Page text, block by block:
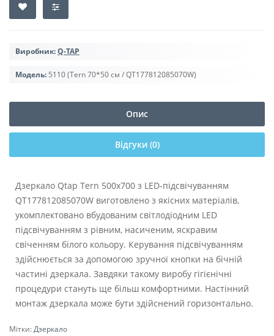
Виробник:Q-TAP
Модель: 5110 (Tern 70*50 см / QT177812085070W)
Опис
Відгуки (0)
Дзеркало Qtap Tern 500х700 з LED-підсвічуванням
QT177812085070W виготовлено з якісних матеріалів,
укомплектовано вбудованим світлодіодним LED
підсвічуванням з рівним, насиченим, яскравим
свіченням білого кольору. Керування підсвічуванням
здійснюється за допомогою зручної кнопки на бічній
частині дзеркала. Завдяки такому виробу гігієнічні
процедури стануть ще більш комфортними. Настінний
монтаж дзеркала може бути здійснений горизонтально.
Мітки:Дзеркало